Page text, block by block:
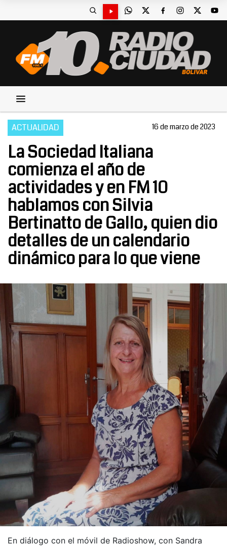
ACTUALIDAD 16 de marzo de 2023
La Sociedad Italiana
comienza el año de
actividades y en FM 10
hablamos con Silvia
Bertinatto de Gallo, quien dio
detalles de un calendario
dinámico para lo que viene
En diálogo con el móvil de Radioshow, con Sandra